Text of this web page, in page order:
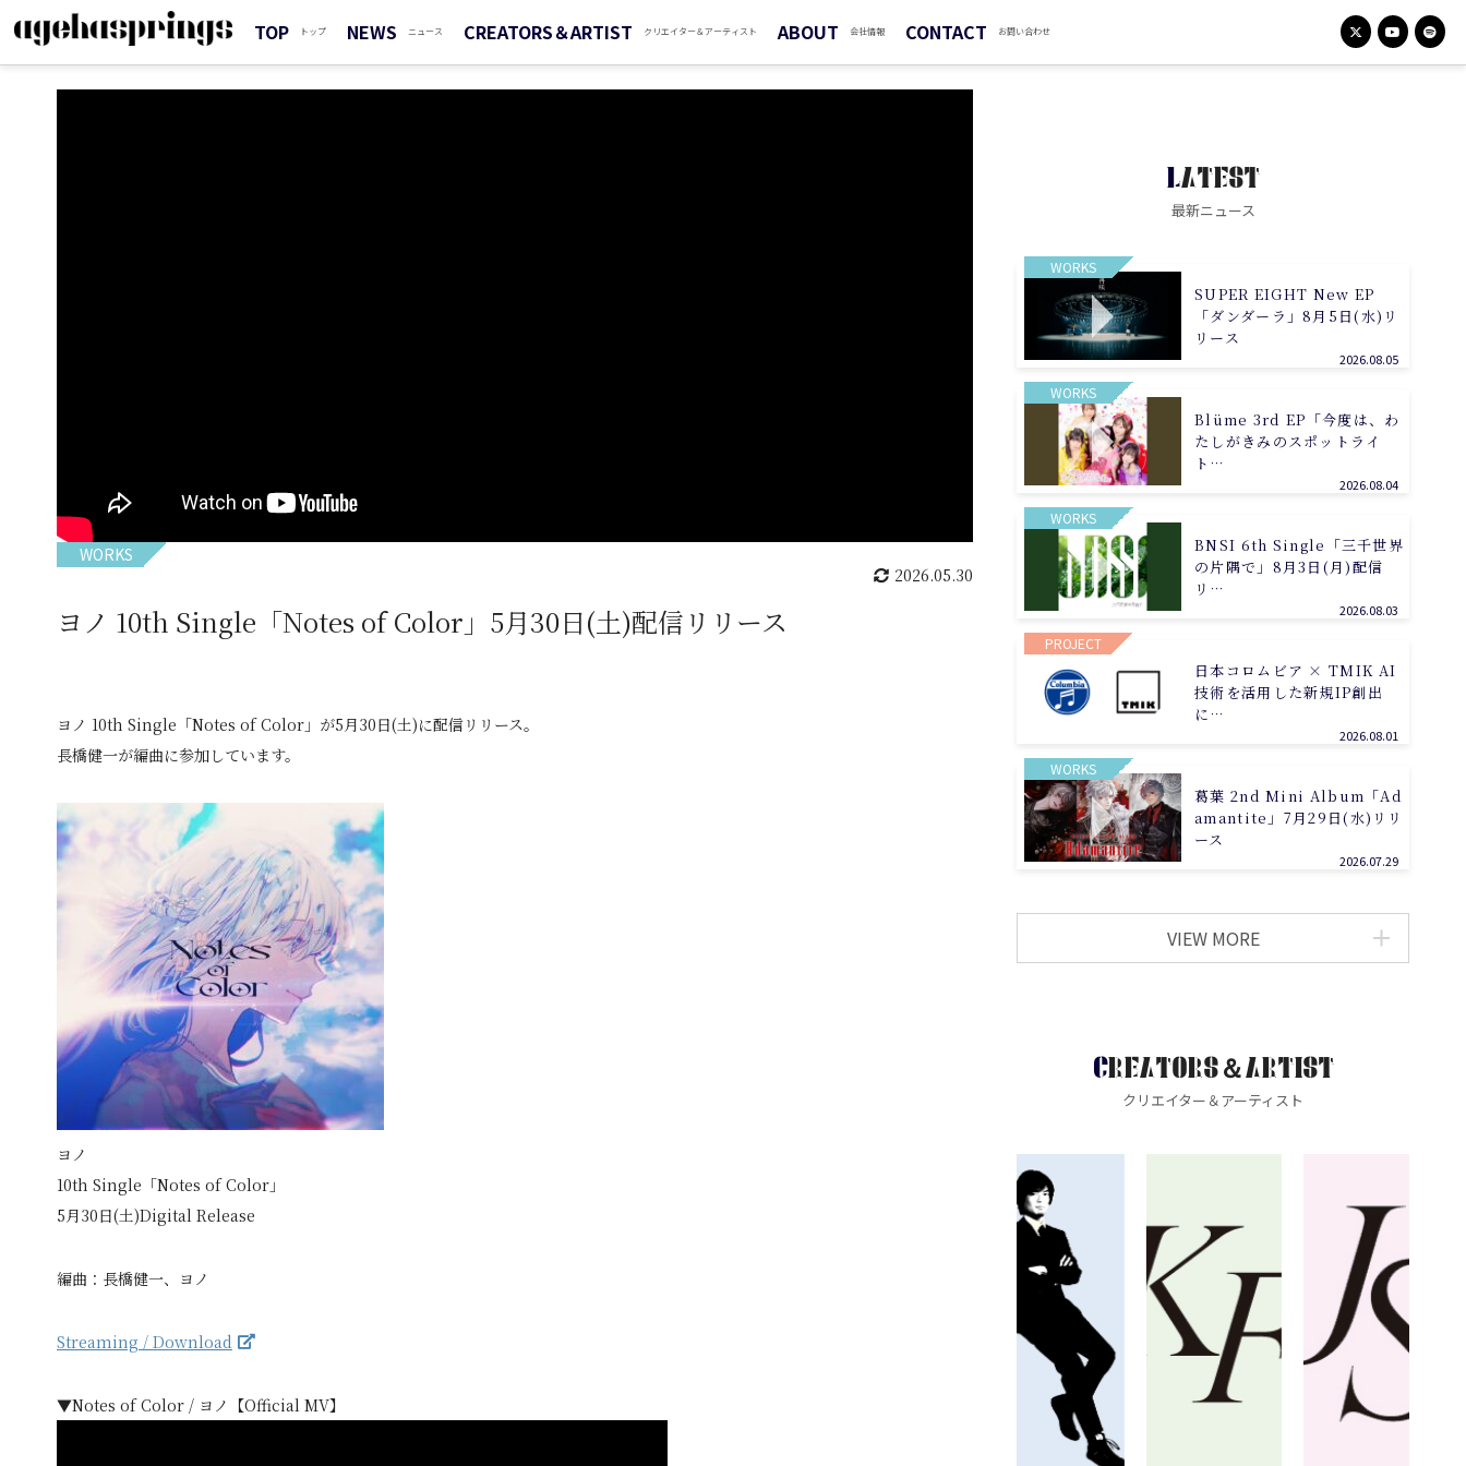
TOP トップ NEWS ニュース CREATORS＆ARTIST クリエイター＆アーティスト ABOUT 会社情報 CONTACT お問い合わせ
WORKS
2026.05.30
ヨノ 10th Single「Notes of Color」5月30日(土)配信リリース
ヨノ 10th Single「Notes of Color」が5月30日(土)に配信リリース。
長橋健一が編曲に参加しています。
ヨノ
10th Single「Notes of Color」
5月30日(土)Digital Release
編曲：長橋健一、ヨノ
Streaming / Download
▼Notes of Color / ヨノ【Official MV】
LATEST
最新ニュース
WORKS
SUPER EIGHT New EP
「ダンダーラ」8月5日(水)リ
リース
2026.08.05
WORKS
Blüme 3rd EP「今度は、わ
たしがきみのスポットライ
ト…
2026.08.04
WORKS
BNSI 6th Single「三千世界
の片隅で」8月3日(月)配信
リ…
2026.08.03
PROJECT
日本コロムビア × TMIK AI
技術を活用した新規IP創出
に…
2026.08.01
WORKS
葛葉 2nd Mini Album「Ad
amantite」7月29日(水)リリ
ース
2026.07.29
VIEW MORE
CREATORS＆ARTIST
クリエイター＆アーティスト